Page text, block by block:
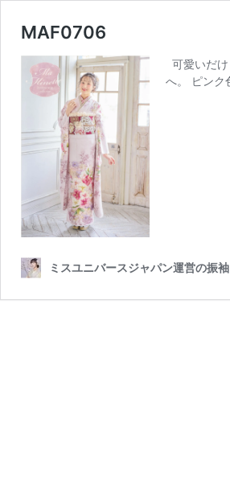
MAF0706
可愛いだ
へ。 ピンク
ミスユニバースジャパン運営の振